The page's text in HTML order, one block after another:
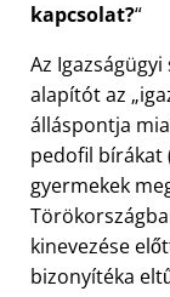
kapcsolat?
Az
alapítót az
álláspontja
pedofil bírákat
gyermekek
kinevezése
bizonyítéka